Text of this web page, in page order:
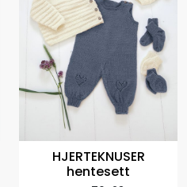
HJERTEKNUSER
hentesett